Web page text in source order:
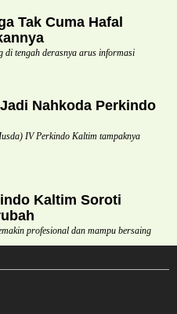
Tak Cuma Hafal
di tengah derasnya arus informasi
Nahkoda Perkindo
IV Perkindo Kaltim tampaknya
Kaltim Soroti
profesional dan mampu bersaing